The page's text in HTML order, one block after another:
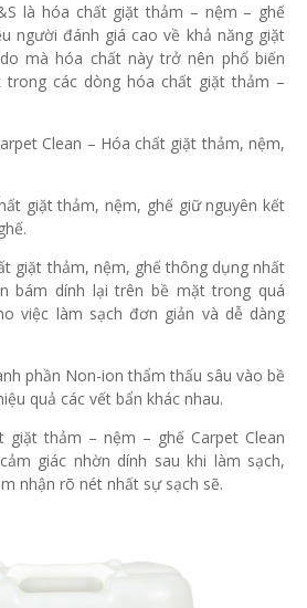
là hóa chất giặt thảm – nệm – ghế
người đánh giá cao về khả năng giặt
mà hóa chất này trở nên phổ biến
trong các dòng hóa chất giặt thảm –
Clean – Hóa chất giặt thảm, nệm,
giặt thảm, nệm, ghế giữ nguyên kết
giặt thảm, nệm, ghế thông dụng nhất
bám dính lại trên bề mặt trong quá
việc làm sạch đơn giản và dễ dàng
phần Non-ion thẩm thấu sâu vào bề
quả các vết bẩn khác nhau.
giặt thảm – nệm – ghế Carpet Clean
giác nhờn dính sau khi làm sạch,
nhận rõ nét nhất sự sạch sẽ.